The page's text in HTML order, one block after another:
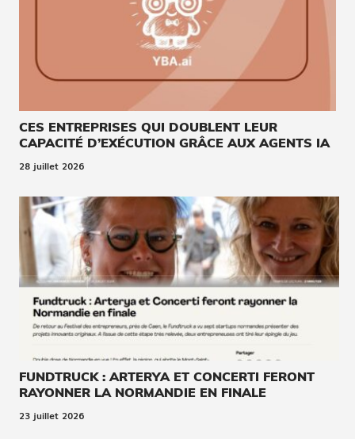
CES ENTREPRISES QUI DOUBLENT LEUR
CAPACITÉ D’EXÉCUTION GRÂCE AUX AGENTS IA
28 juillet 2026
FUNDTRUCK : ARTERYA ET CONCERTI FERONT
RAYONNER LA NORMANDIE EN FINALE
23 juillet 2026